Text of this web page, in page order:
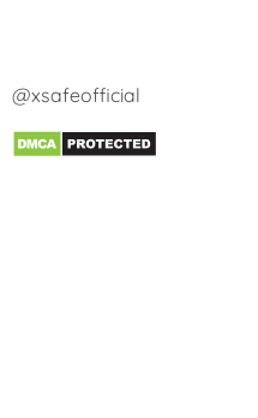
@xsafeofficial